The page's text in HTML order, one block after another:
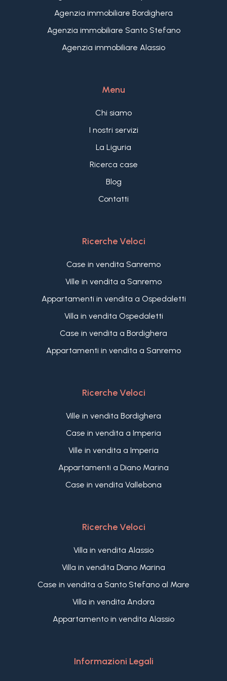
incontra con la pace della campagna ligure.
Agenzia immobiliare Bordighera
Agenzia immobiliare Santo Stefano
Agenzia immobiliare Alassio
Menu
Chi siamo
I nostri servizi
La Liguria
Ricerca case
Blog
Contatti
Ricerche Veloci
Case in vendita Sanremo
Ville in vendita a Sanremo
Appartamenti in vendita a Ospedaletti
Villa in vendita Ospedaletti
Case in vendita a Bordighera
Appartamenti in vendita a Sanremo
Ricerche Veloci
Ville in vendita Bordighera
Case in vendita a Imperia
Ville in vendita a Imperia
Appartamenti a Diano Marina
Case in vendita Vallebona
Ricerche Veloci
Villa in vendita Alassio
Villa in vendita Diano Marina
Case in vendita a Santo Stefano al Mare
Villa in vendita Andora
Appartamento in vendita Alassio
Informazioni Legali